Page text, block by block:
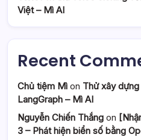
Việt – Mì AI
Recent
Chủ tiệm Mì on Thử xây
LangGraph – Mì AI
Nguyễn Chiến Thắng on
3 – Phát hiện biển số bằng